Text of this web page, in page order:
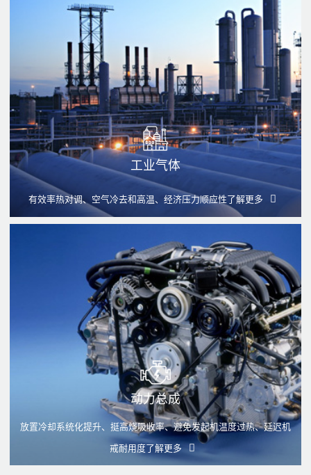
工业气体
有效率热对调、空气冷去和高温、经济压力顺应性了解更多
动力总成
放置冷却系统化提升、挺高烧吸收率、避免发起机温度过热、延迟机
戒耐用度了解更多